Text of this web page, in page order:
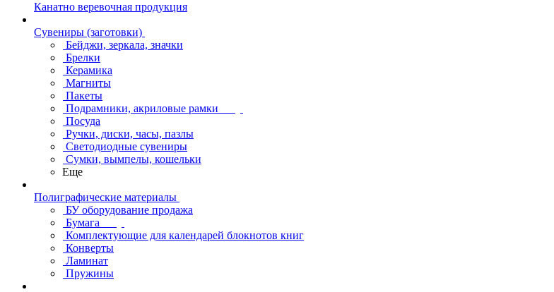
Канатно веревочная продукция
Сувениры (заготовки)
Бейджи, зеркала, значки
Брелки
Керамика
Магниты
Пакеты
Подрамники, акриловые рамки
Посуда
Ручки, диски, часы, пазлы
Светодиодные сувениры
Сумки, вымпелы, кошельки
Еще
Полиграфические материалы
БУ оборудование продажа
Бумага
Комплектующие для календарей блокнотов книг
Конверты
Ламинат
Пружины